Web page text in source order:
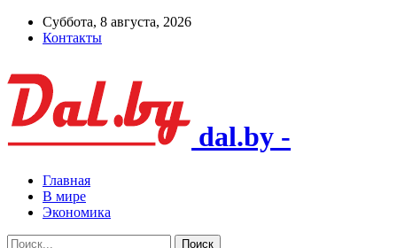
Суббота, 8 августа, 2026
Контакты
dal.by -
Главная
В мире
Экономика